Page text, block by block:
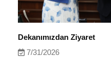
Dekanımızdan Ziyaret
7/31/2026